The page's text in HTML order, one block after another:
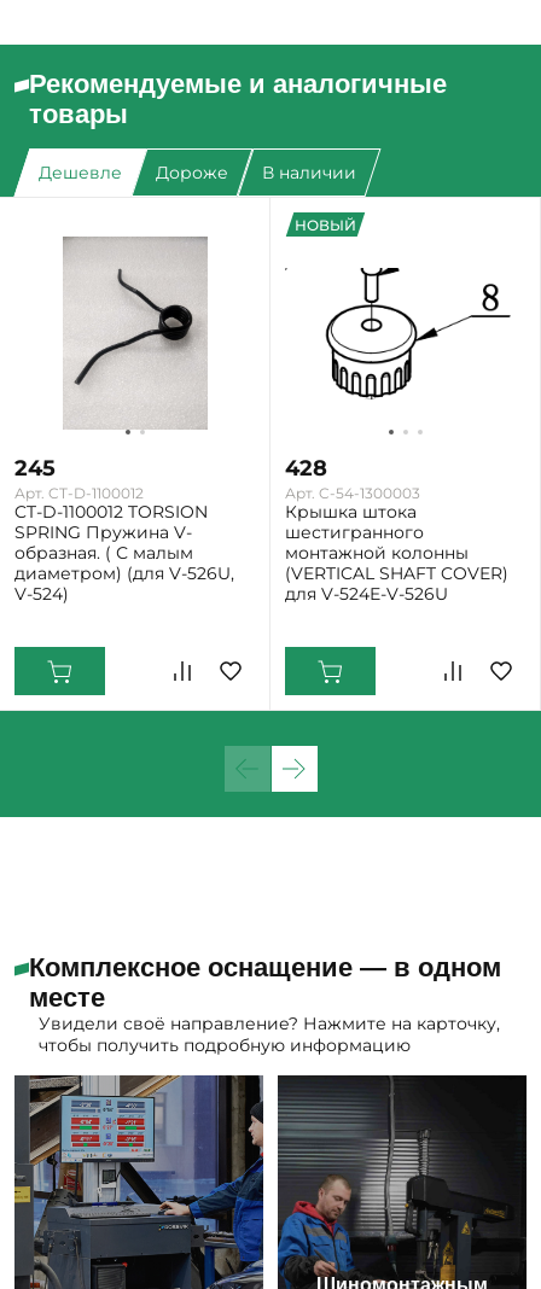
Рекомендуемые и аналогичные
товары
Дешевле Дороже В наличии
245
Арт. CT-D-1100012
CT-D-1100012 TORSION
SPRING Пружина V-
образная. ( С малым
диаметром) (для V-526U,
V-524)
НОВЫЙ
428
Арт. C-54-1300003
Крышка штока
шестигранного
монтажной колонны
(VERTICAL SHAFT COVER)
для V-524E-V-526U
Комплексное оснащение — в одном
месте
Увидели своё направление? Нажмите на карточку,
чтобы получить подробную информацию
Шиномонтажным